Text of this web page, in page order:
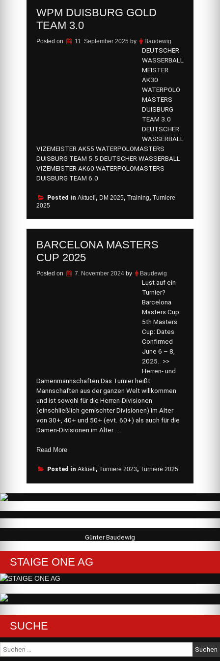
WPM DUISBURG GOLD
TEAM 3.0
Posted on 11. September 2025 by Baudewig
DEUTSCHER
WASSERBALL
MEISTER
AK30
WATERPOLO
MASTERS
DUISBURG
TEAM 3.0
DEUTSCHER
WASSERBALL
VIZEMEISTER AK55 WATERPOLOMASTERS
DUISBURG TEAM 5.5 DEUTSCHER WASSERBALL
VIZEMEISTER AK60 WATERPOLOMASTERS
DUISBURG TEAM 6.0
Posted in Aktuell , DM 2025, Training, Turniere
2025
BARCELONA MASTERS
CUP 2025
Posted on 7. November 2024by Baudewig
Lust auf ein
Turnier?
Barcelona
Masters Cup
5th Masters
Cup: Dates
Confirmed
June 6 – 8,
2025. >>
Herren- und
Damenmannschaften Das Turnier heißt
Mannschaften aus der ganzen Welt willkommen
und ist sowohl für die Herren-Divisionen
(einschließlich gemischter Divisionen) im Alter
von 30+, 40+ und 50+ (evt. 60+) als auch für die
Damen-Divisionen im Alter …
Read More„Barcelona
Cup
Posted in Aktuell , Turniere 2023, Turniere 2025
Günter Baudewig
STAIGE ONE AG
SUCHE
Suche
nach: